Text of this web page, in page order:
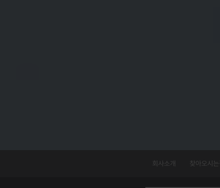
회사소개 찾아오시